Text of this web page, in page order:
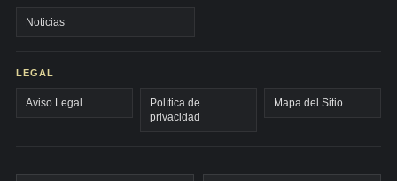
Noticias
LEGAL
Aviso Legal
Política de
privacidad
Mapa del Sitio